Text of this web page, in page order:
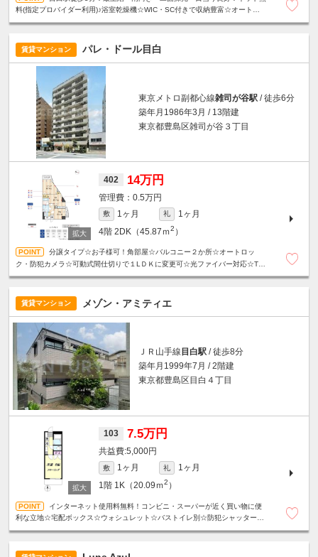
料(指定プロバイダー利用)♪浴室乾燥機☆WIC・SC付きで収納豊富☆オートロッ
賃貸マンション パレ・ドール目白
東京メトロ副都心線雑司が谷駅 / 徒歩6分
築年月1986年3月 / 13階建
東京都豊島区雑司が谷３丁目
402 14万円
0.5万円
敷 1ヶ月 礼
1ヶ月
4階 2DK（45.87ｍ2 ）
分譲タイプ☆お子様可！角部屋☆バルコニー２か所☆オートロッ
ク・防犯カメラ☆可動式間仕切りで１LＤＫに変更可☆光ファイバー対応☆TV
賃貸マンション メゾン・アミティエ
ＪＲ山手線 目白駅 / 徒歩8分
築年月1999年7月 / 2階建
東京都豊島区目白４丁目
103 7.5万円
5,000円
敷 1ヶ月 礼
1ヶ月
1階 1K（20.09ｍ2 ）
インターネット使用料無料！コンビニ・スーパーが近く買い物に便
利な立地☆宅配ボックス☆ウォシュレット☆バストイレ別☆防犯シャッター